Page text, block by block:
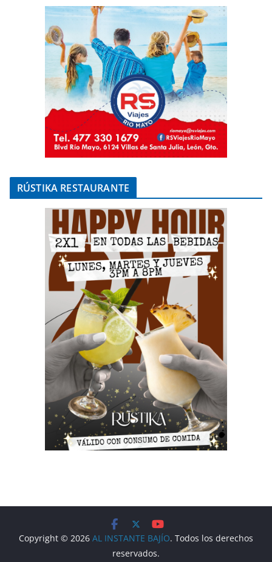
RÚSTIKA RESTAURANTE
Copyright © 2026 AL INSTANTE BAJÍO. Todos los derechos
reservados.